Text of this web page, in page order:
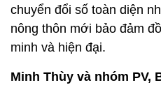
chuyển đổi số toàn diện
nông thôn mới bảo đảm
minh và hiện đại.
Minh Thùy và nhóm PV,